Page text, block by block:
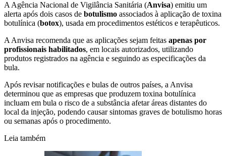
A Agência Nacional de Vigilância Sanitária (Anvisa) emitiu um
alerta após dois casos de botulismo associados à aplicação de toxina
botulínica (botox), usada em procedimentos estéticos e terapêuticos.
A Anvisa recomenda que as aplicações sejam feitas apenas por
profissionais habilitados, em locais autorizados, utilizando
produtos registrados na agência e seguindo as especificações da
bula.
Após revisar notificações e bulas de outros países, a Anvisa
determinou que as empresas que produzem toxina botulínica
incluam em bula o risco de a substância afetar áreas distantes do
local da injeção, podendo causar sintomas graves de botulismo horas
ou semanas após o procedimento.
Leia também